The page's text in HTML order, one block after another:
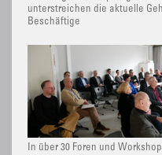
unterstreichen die aktuelle
Beschäftige
In über 30 Foren und